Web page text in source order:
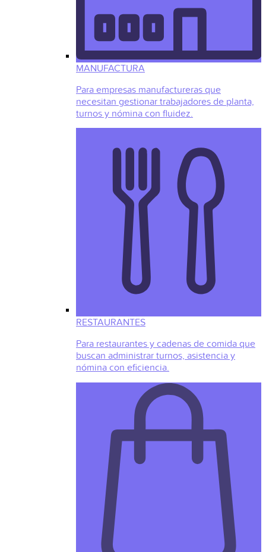
MANUFACTURA
Para empresas manufactureras que
necesitan gestionar trabajadores de planta,
turnos y nómina con fluidez.
RESTAURANTES
Para restaurantes y cadenas de comida que
buscan administrar turnos, asistencia y
nómina con eficiencia.